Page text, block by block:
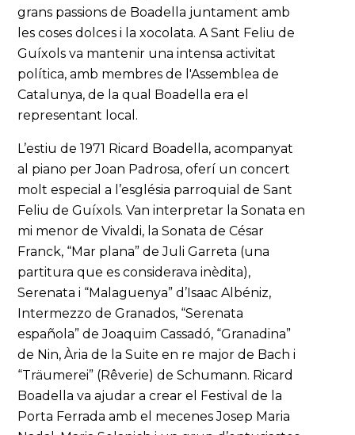
grans passions de Boadella juntament amb
les coses dolces i la xocolata. A Sant Feliu de
Guíxols va mantenir una intensa activitat
política, amb membres de l'Assemblea de
Catalunya, de la qual Boadella era el
representant local.
L’estiu de 1971 Ricard Boadella, acompanyat
al piano per Joan Padrosa, oferí un concert
molt especial a l’església parroquial de Sant
Feliu de Guíxols. Van interpretar la Sonata en
mi menor de Vivaldi, la Sonata de César
Franck, “Mar plana” de Juli Garreta (una
partitura que es considerava inèdita),
Serenata i “Malaguenya” d’Isaac Albéniz,
Intermezzo de Granados, “Serenata
española” de Joaquim Cassadó, “Granadina”
de Nin, Ària de la Suite en re major de Bach i
“Träumerei” (Rêverie) de Schumann. Ricard
Boadella va ajudar a crear el Festival de la
Porta Ferrada amb el mecenes Josep Maria